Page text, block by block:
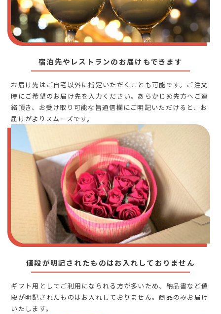
宿泊先やレストランのお届けもできます
お届け先はご自宅以外に指定いただくことも可能です。ご注文
時にご希望のお届け先を入力ください。あらかじめ先方へご連
絡頂き、お受け取り可能な旨通信欄にご明記いただけると、お
届けがよりスムーズです。
値段が明記されたものはお入れしておりません
ギフト用としてご利用になられる方が多いため、納品書など値
段が明記されたものはお入れしておりません。商品のみお届け
いたします。